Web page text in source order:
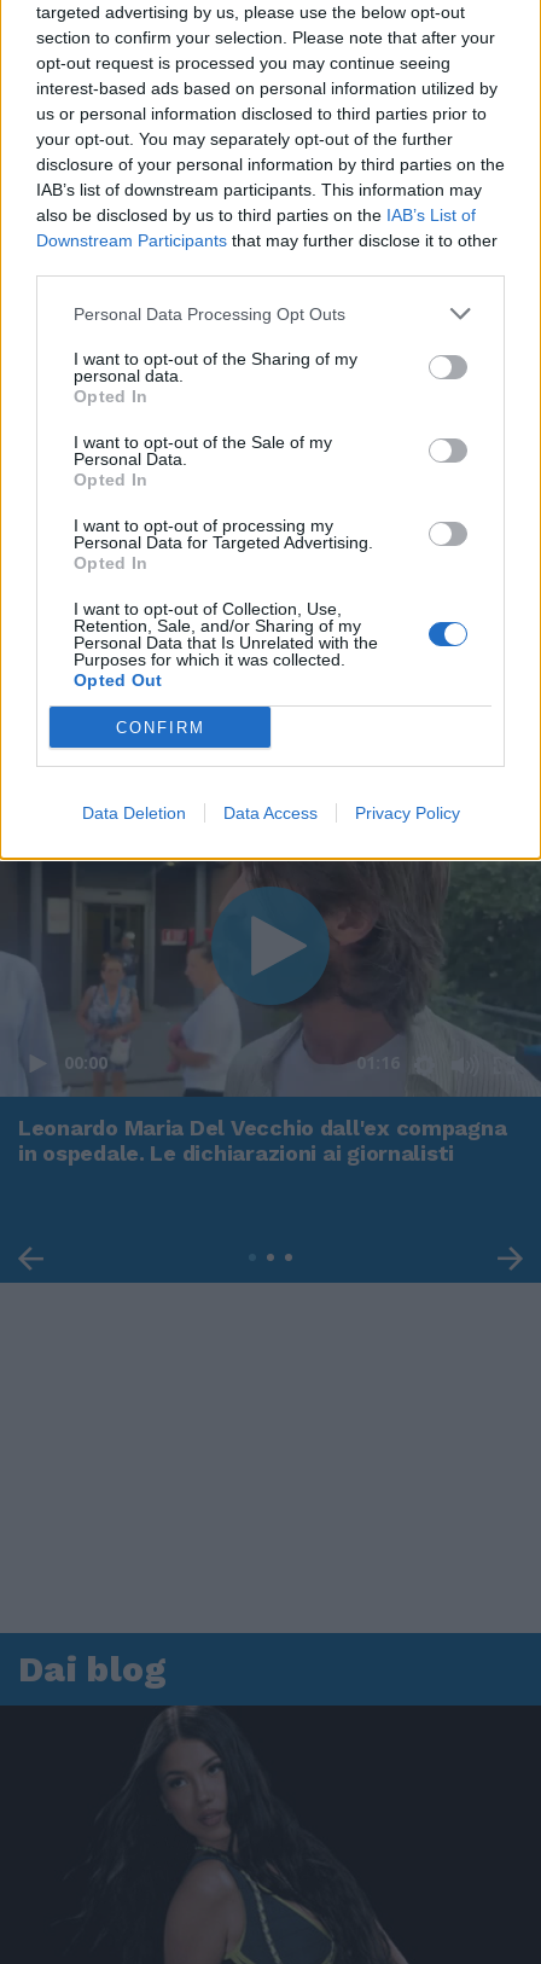
targeted advertising by us, please use the below opt-out
section to confirm your selection. Please note that after your
opt-out request is processed you may continue seeing
interest-based ads based on personal information utilized by
us or personal information disclosed to third parties prior to
your opt-out. You may separately opt-out of the further
disclosure of your personal information by third parties on the
IAB’s list of downstream participants. This information may
also be disclosed by us to third parties on the IAB’s List of
Downstream Participants that may further disclose it to other
Personal Data Processing Opt Outs
I want to opt-out of the Sharing of my
personal data.
Opted In
I want to opt-out of the Sale of my
Personal Data.
Opted In
I want to opt-out of processing my
Personal Data for Targeted Advertising.
Opted In
I want to opt-out of Collection, Use,
Retention, Sale, and/or Sharing of my
Personal Data that Is Unrelated with the
Purposes for which it was collected.
Opted Out
CONFIRM
Data Deletion Data Access Privacy Policy
00:00 01:16
Leonardo Maria Del Vecchio dall'ex compagna
in ospedale. Le dichiarazioni ai giornalisti
Dai blog